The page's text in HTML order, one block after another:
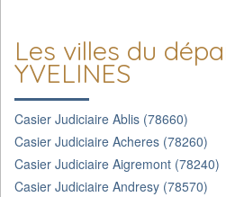
Les villes du
YVELINES
Casier Judiciaire Ablis (78660)
Casier Judiciaire Acheres (78260)
Casier Judiciaire Aigremont (78240)
Casier Judiciaire Andresy (78570)